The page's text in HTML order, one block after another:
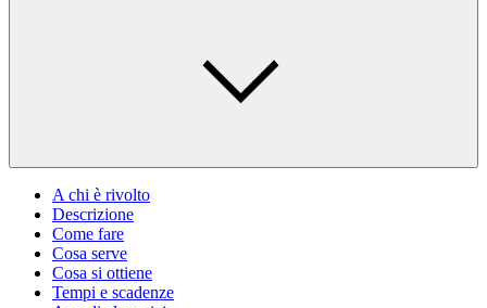
A chi è rivolto
Descrizione
Come fare
Cosa serve
Cosa si ottiene
Tempi e scadenze